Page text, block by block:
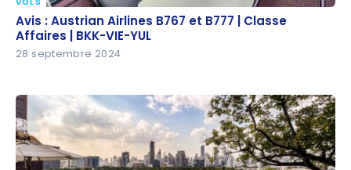
Avis : Austrian Airlines B767 et B777 | Classe Affaires
| BKK-VIE-YUL
Avis : Austrian Airlines B767 et B777 | Classe
Affaires | BKK-VIE-YUL
28 septembre 2024